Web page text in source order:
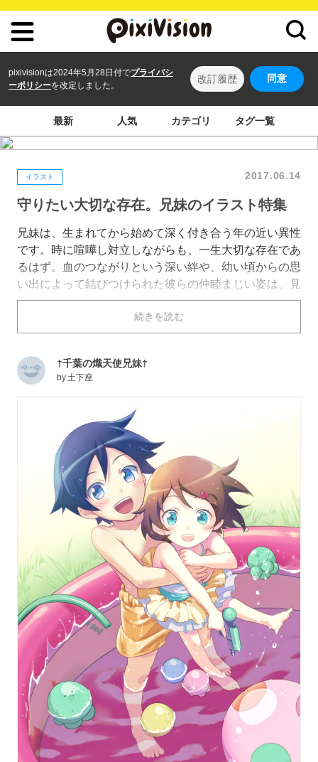
pixivisionは2024年5月28日付でプライバシ
ーポリシーを改定しました。
改訂履歴 同意
最新 人気 カテゴリ タグ一覧
イラスト 2017.06.14
守りたい大切な存在。兄妹のイラスト特集
兄妹は、生まれてから始めて深く付き合う年の近い異性
です。時に喧嘩し対立しながらも、一生大切な存在であ
るはず。血のつながりという深い絆や、幼い頃からの思
い出によって結びつけられた彼らの仲睦まじい姿は、見
ているだけで癒されますよね。
今回はそんな「兄妹」を描いたイラストを特集しまし
た。それではご覧ください。
続きを読む
†千葉の熾天使兄妹†
by土下座